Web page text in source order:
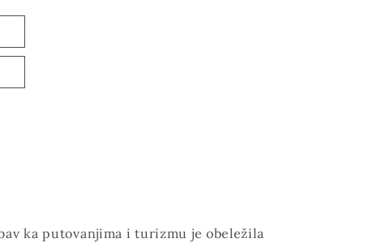
ka putovanjima i turizmu je obeležila